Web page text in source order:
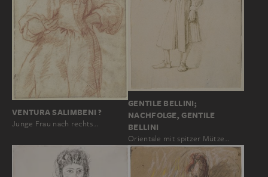
VENTURA SALIMBENI ?
Junge Frau nach rechts…
GENTILE BELLINI;
NACHFOLGE, GENTILE
BELLINI
Orientale mit spitzer Mütze…